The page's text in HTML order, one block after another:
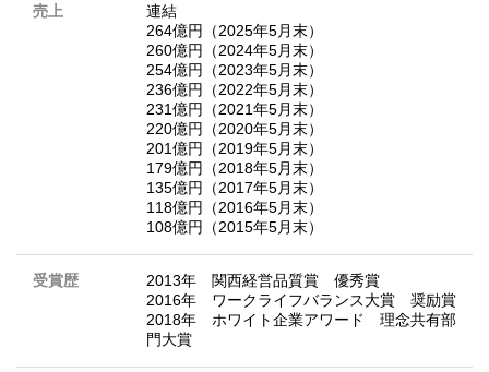
売上
連結
264億円（2025年5月末）
260億円（2024年5月末）
254億円（2023年5月末）
236億円（2022年5月末）
231億円（2021年5月末）
220億円（2020年5月末）
201億円（2019年5月末）
179億円（2018年5月末）
135億円（2017年5月末）
118億円（2016年5月末）
108億円（2015年5月末）
受賞歴
2013年 関西経営品質賞 優秀賞
2016年 ワークライフバランス大賞 奨励賞
2018年 ホワイト企業アワード 理念共有部
門大賞